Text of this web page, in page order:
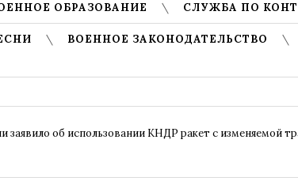
ОБРАЗОВАНИЕ СЛУЖБА ПО
ВОЕННОЕ ЗАКОНОДАТЕЛЬСТВО
об использовании КНДР ракет с изменяемой